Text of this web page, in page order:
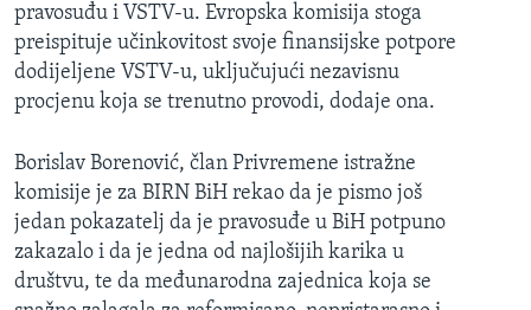
pravosuđu i VSTV-u. Evropska komisija stoga
preispituje učinkovitost svoje finansijske potpore
dodijeljene VSTV-u, uključujući nezavisnu
procjenu koja se trenutno provodi, dodaje ona.
Borislav Borenović, član Privremene istražne
komisije je za BIRN BiH rekao da je pismo još
jedan pokazatelj da je pravosuđe u BiH potpuno
zakazalo i da je jedna od najlošijih karika u
društvu, te da međunarodna zajednica koja se